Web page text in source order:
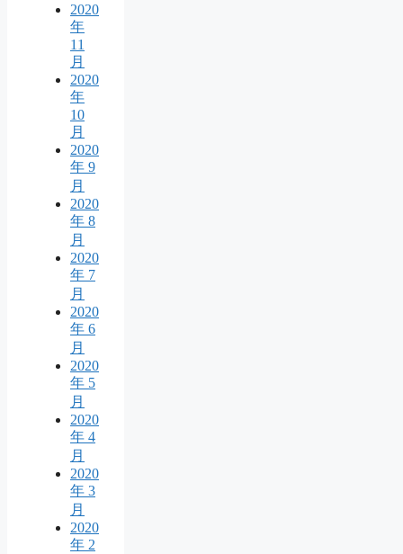
2020
年
11
月
2020
年
10
月
2020
年 9
月
2020
年 8
月
2020
年 7
月
2020
年 6
月
2020
年 5
月
2020
年 4
月
2020
年 3
月
2020
年 2